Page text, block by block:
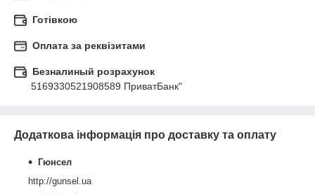
Готівкою
Оплата за реквізитами
Безналиный розрахунок
5169330521908589 ПриватБанк"
Додаткова інформація про доставку та оплату
Гюнсел
http://gunsel.ua